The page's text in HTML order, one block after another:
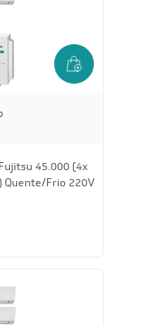
45.000 (4x
Quente/Frio 220V